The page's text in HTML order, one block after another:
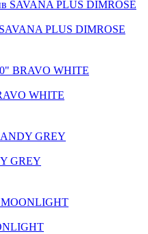
PLUS DIMROSE
WHITE
GREY